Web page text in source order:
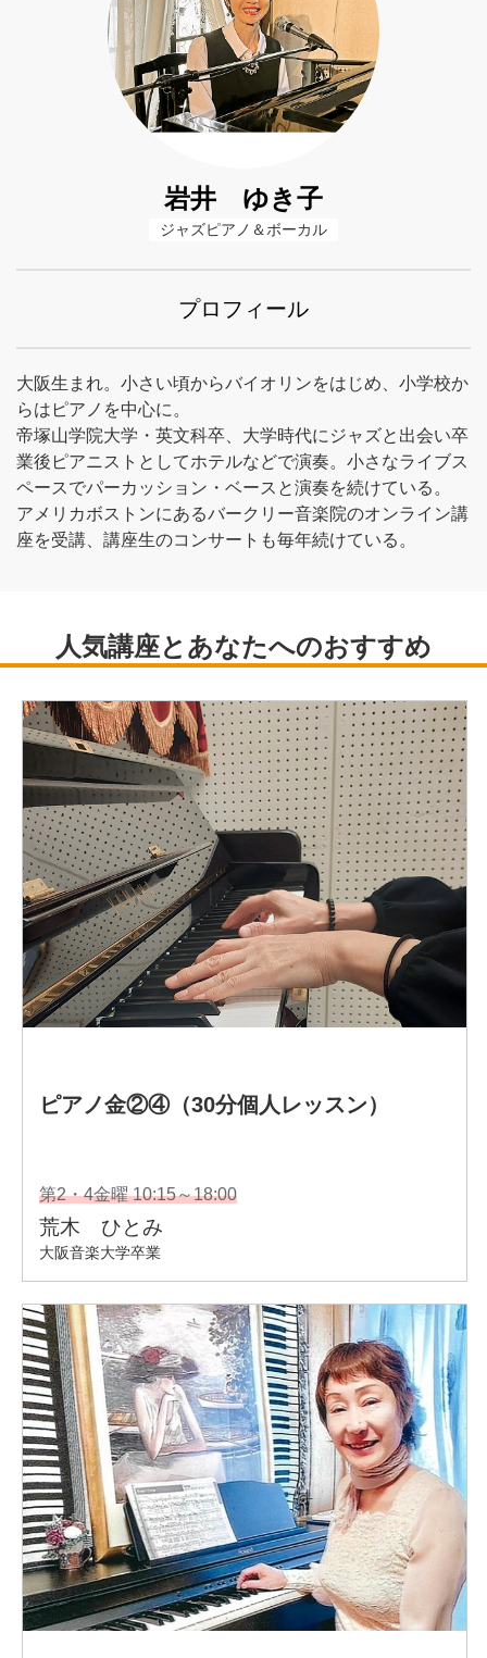
岩井 ゆき子
ジャズピアノ＆ボーカル
プロフィール
大阪生まれ。小さい頃からバイオリンをはじめ、小学校か
らはピアノを中心に。
帝塚山学院大学・英文科卒、大学時代にジャズと出会い卒
業後ピアニストとしてホテルなどで演奏。小さなライブス
ペースでパーカッション・ベースと演奏を続けている。
アメリカボストンにあるバークリー音楽院のオンライン講
座を受講、講座生のコンサートも毎年続けている。